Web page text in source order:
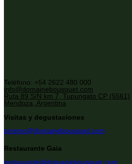
Teléfono: +54 2622 480 000
info@domainebousquet.com
Ruta 89 S/N km 7, Tupungato CP (5561)
Mendoza, Argentina
Visitas y degustaciones
turismo@domainebousquet.com
Restaurante Gaia
restaurante@domainebousquet.com